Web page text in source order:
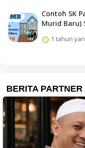
Contoh SK
Murid Baru)
1 tahun